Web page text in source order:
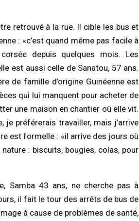
retrouvé à la rue. Il cible les bus et
: «c’est quand même pas facile à
depuis quelques mois. Les
est aussi celle de Sanatou, 57 ans.
de famille d’origine Guinéenne est
qui lui manquent pour acheter de
une maison en chantier où elle vit.
je préférerais travailler, mais j’arrive
est formelle : «il arrive des jours où
: biscuits, bougies, colas, pour
Samba 43 ans, ne cherche pas à
il fait le tour des arrêts de bus de
à cause de problèmes de santé,